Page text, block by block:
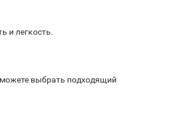
и легкость.
выбрать подходящий